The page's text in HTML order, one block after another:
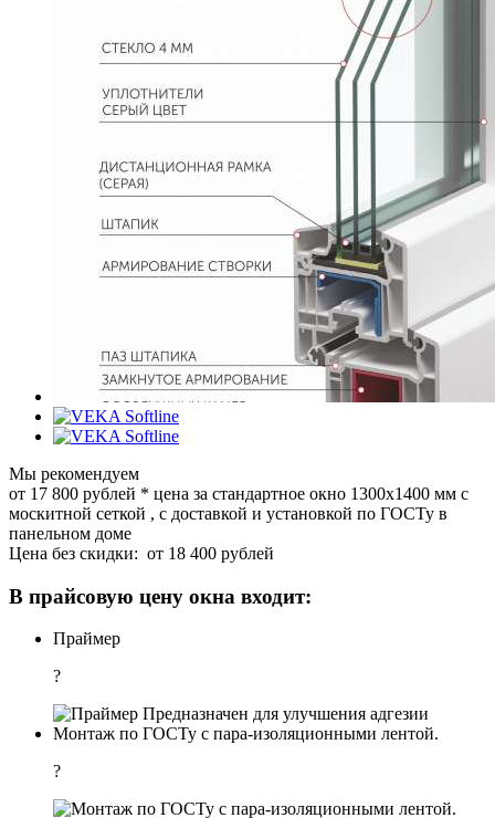
Мы рекомендуем
от 17 800 рублей * цена за стандартное окно 1300x1400 мм с
москитной сеткой , с доставкой и установкой по ГОСТу в
панельном доме
Цена без скидки: от 18 400 рублей
В прайсовую цену окна входит:
Праймер
?
Предназначен для улучшения адгезии
Монтаж по ГОСТу с пара-изоляционными лентой.
?